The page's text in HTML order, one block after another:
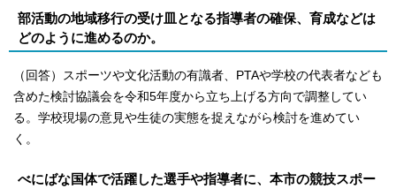
部活動の地域移行の受け皿となる指導者の確保、育成などは
どのように進めるのか。
（回答）スポーツや文化活動の有識者、PTAや学校の代表者なども
含めた検討協議会を令和5年度から立ち上げる方向で調整してい
る。学校現場の意見や生徒の実態を捉えながら検討を進めてい
く。
べにばな国体で活躍した選手や指導者に、本市の競技スポー